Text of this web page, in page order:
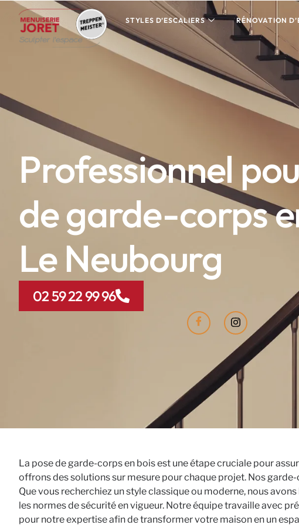
STYLES D’ESCALIERS RÉNOVATION
Professionnel
de garde-corps
Le Neubourg
02 59 22 99 96
La pose de garde-corps en bois est une étape cruciale pour
offrons des solutions sur mesure pour chaque projet. Nos
Que vous recherchiez un style classique ou moderne, nous
les normes de sécurité en vigueur. Notre équipe travaille avec
pour notre expertise afin de transformer votre maison en un